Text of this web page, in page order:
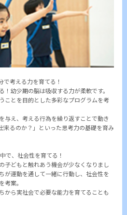
で考える力を育てる！
幼少期の脳は吸収する力が柔軟です。
ことを目的とした多彩なプログラムを考
与え、考える行為を繰り返すことで動き
来るのか？」といった思考力の基礎を育み
で、社会性を育てる！
子どもと触れあう機会が少なくなりまし
が運動を通して一緒に行動し、社会性を
考案。
から実社会で必要な能力を育てることも